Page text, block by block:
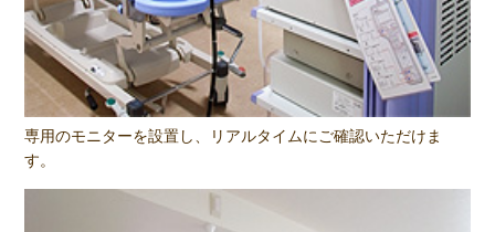
専用のモニターを設置し、リアルタイムにご確認いただけま
す。